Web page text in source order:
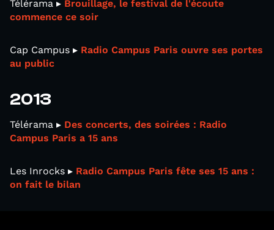
Télérama ▸ Brouillage, le festival de l'écoute
commence ce soir
Cap Campus ▸ Radio Campus Paris ouvre ses portes
au public
2013
Télérama ▸ Des concerts, des soirées : Radio
Campus Paris a 15 ans
Les Inrocks ▸ Radio Campus Paris fête ses 15 ans :
on fait le bilan